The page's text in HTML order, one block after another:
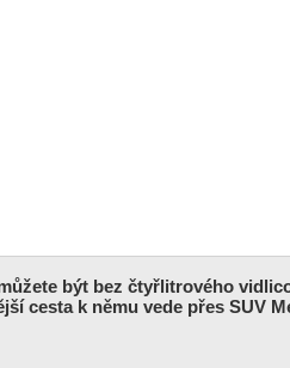
být bez čtyřlitrového
cesta k němu vede přes SUV